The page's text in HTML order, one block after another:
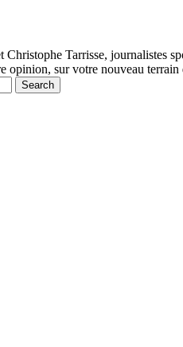
Christophe Tarrisse, journalistes
opinion, sur votre nouveau terrain